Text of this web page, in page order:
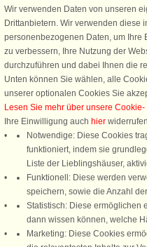
Schließen Sie sich 100.000
Erhalten Sie einen
Ferienhausurlaub - melden Sie
an. Verpassen Sie nie wieder
Urlaubstipps!
Folgen Sie uns:
Wir verwenden Daten von unseren
Drittanbietern. Wir verwenden diese
personenbezogenen Daten, um Ihre
zu verbessern, Ihre Nutzung der
durchzuführen und dabei Ihnen die
Unten können Sie wählen, alle
unserer optionalen Cookies Sie
Lesen Sie mehr über unsere
Ihre Einwilligung auch hier
Notwendige: Diese Cookies
funktioniert, indem sie
Liste der Lieblingshäuser,
Funktionell: Diese werden
speichern, sowie die Anzahl
Statistisch: Diese ermöglichen
dann wissen können, welche
Marketing: Diese Cookies